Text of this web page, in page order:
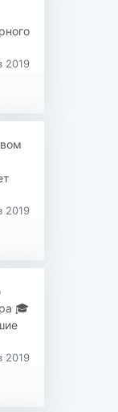
2019
2019
🎓
2019